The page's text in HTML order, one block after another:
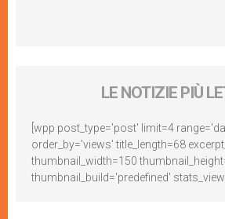
LE NOTIZIE PIÙ
[wpp post_type='post' limit=4
order_by='views' title_length=68
thumbnail_width=150
thumbnail_build='predefined'